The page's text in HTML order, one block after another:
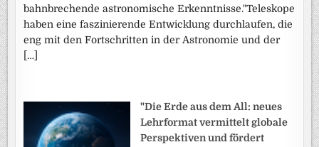
bahnbrechende astronomische Erkenntnisse."Teleskope
haben eine faszinierende Entwicklung durchlaufen, die
eng mit den Fortschritten in der Astronomie und der
[…]
"Die Erde aus dem All: neues
Lehrformat vermittelt globale
Perspektiven und fördert